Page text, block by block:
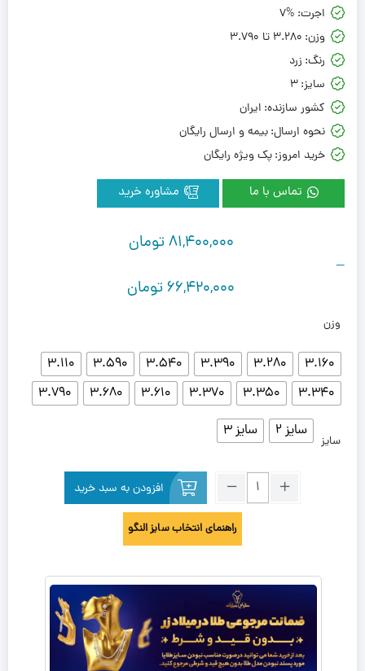
اجرت: 7%
وزن: 3.280 تا 3.790
رنگ: زرد
سایز:3
کشور سازنده: ایران
نحوه ارسال:بیمه و ارسال رایگان
خرید امروز:پک ویژه رایگان
تماس با ما
81,400,000تومان
–
66,420,000 تومان
وزن
3.160
3.280
3.390
3.540
3.590
3.110
3.340
3.350
3.370
3.610
3.680
3.790
سایز
سایز 2 سایز 3
افزودن به سبد خرید
راهنمای انتخاب سایز النگو